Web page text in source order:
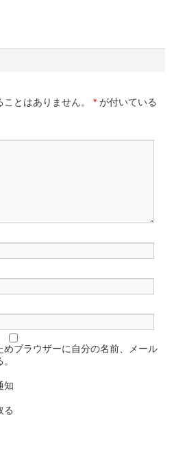
とはありません。 * が付いている
ブラウザーに自分の名前、メール
知
る